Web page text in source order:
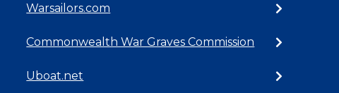
Warsailors.com
Commonwealth War Graves Commission
Uboat.net